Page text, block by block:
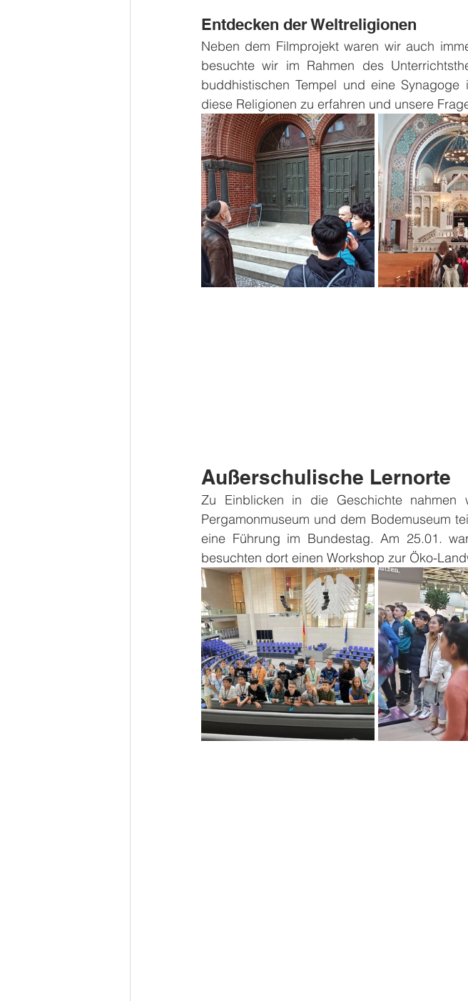
Entdecken der Weltreligionen
Neben dem Filmprojekt waren wir auch
besuchte wir im Rahmen des
buddhistischen Tempel und eine
diese Religionen zu erfahren und unsere
Außerschulische Lernorte
Zu Einblicken in die Geschichte
Pergamonmuseum und dem Bodemuseum
eine Führung im Bundestag. Am 25.01.
besuchten dort einen Workshop zur Öko-